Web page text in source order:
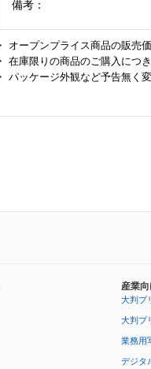
備考：
・ オープンプライス商品の販売
・ 在庫限りの商品のご購入につ
・ パッケージ外観など予告無く
産業
大判プ
大判プ
業務用
デジタ